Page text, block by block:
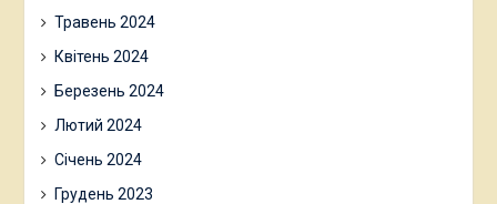
Травень 2024
Квітень 2024
Березень 2024
Лютий 2024
Січень 2024
Грудень 2023